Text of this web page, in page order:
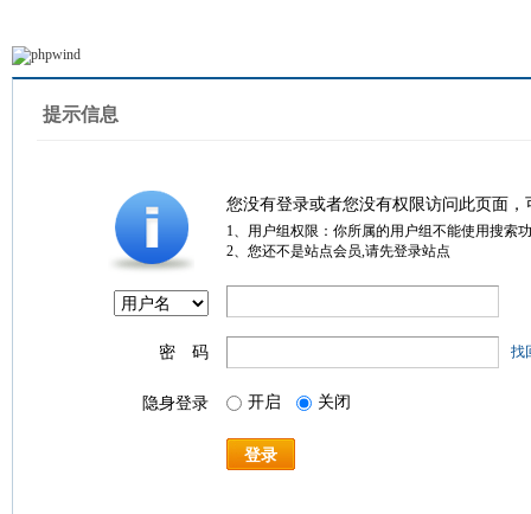
提示信息
您没有登录或者您没有权限访问此页面
1、用户组权限：你所属的用户组不能使用搜索
2、您还不是站点会员,请先登录站点
密 码 找
隐身登录 开启 关闭
登录